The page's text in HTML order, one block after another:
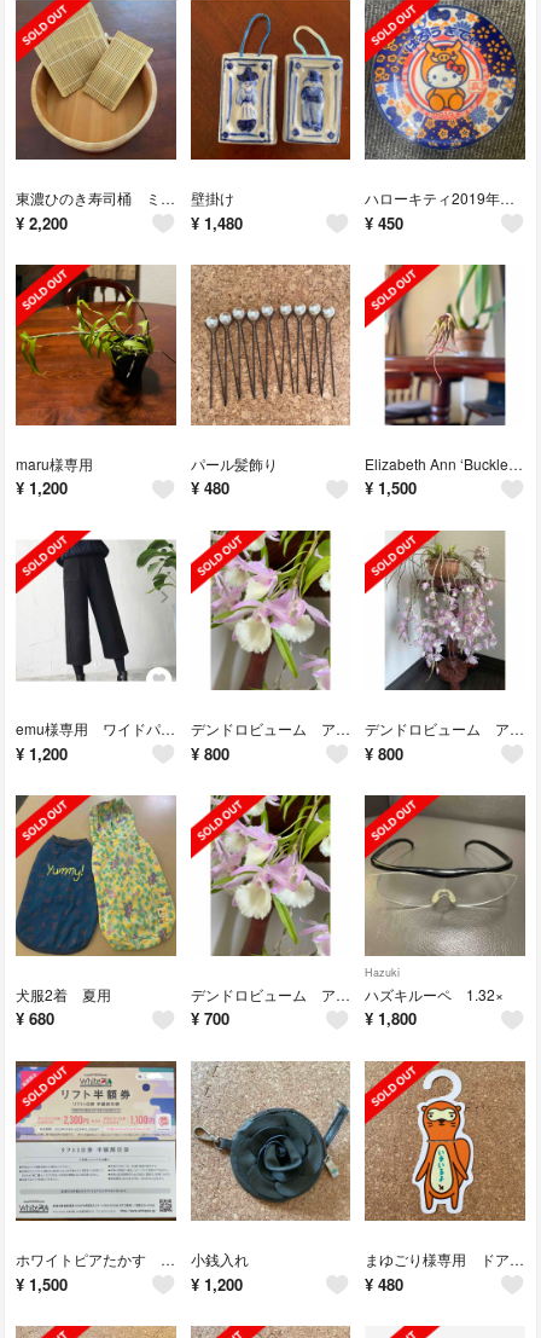
東濃ひのき寿司桶 ミニまきす付き
¥ 2,200
壁掛け
¥ 1,480
ハローキティ2019年いのししプレート
¥ 450
maru様専用
¥ 1,200
パール髪飾り
¥ 480
Elizabeth Ann ‘Buckleberry’
¥ 1,500
emu様専用 ワイドパンツ
¥ 1,200
デンドロビューム アフィラム
¥ 800
デンドロビューム アフィラム
¥ 800
犬服2着 夏用
¥ 680
デンドロビューム アフィラム
¥ 700
Hazuki
ハズキルーペ 1.32×
¥ 1,800
ホワイトピアたかす リフト半額券２枚
¥ 1,500
小銭入れ
¥ 1,200
まゆごり様専用 ドアノブサインプレート
¥ 480